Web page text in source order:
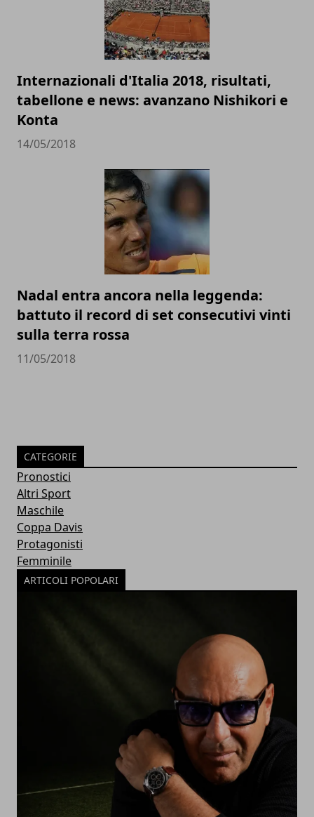
Internazionali d'Italia 2018, risultati,
tabellone e news: avanzano Nishikori e
Konta
14/05/2018
Nadal entra ancora nella leggenda:
battuto il record di set consecutivi vinti
sulla terra rossa
11/05/2018
CATEGORIE
Pronostici
Altri Sport
Maschile
Coppa Davis
Protagonisti
Femminile
ARTICOLI POPOLARI